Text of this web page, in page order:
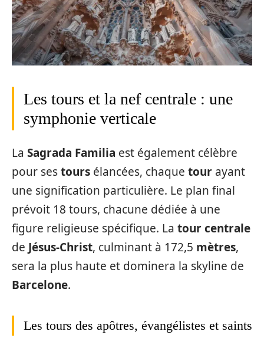
Les tours et la nef centrale : une
symphonie verticale
La Sagrada Familia est également célèbre
pour sestours élancées, chaque tour ayant
une signification particulière. Le plan final
prévoit 18 tours, chacune dédiée à une
figure religieuse spécifique. La tour centrale
de Jésus-Christ, culminant à 172,5 mètres,
sera la plus haute et dominera la skyline de
Barcelone.
Les tours des apôtres, évangélistes et saints